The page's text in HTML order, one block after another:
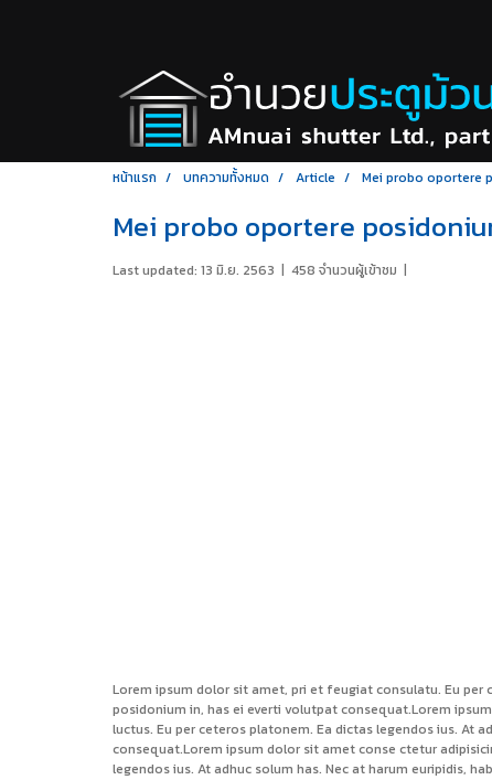
หน้าแรก บทความทั้งหมด Article Mei probo oportere
Mei probo oportere
Last updated: 13 มิ.ย. 2563 | 458 จำนวนผู้เข้าชม |
Lorem ipsum dolor sit amet, pri et feugiat consulatu. Eu per
posidonium in, has ei everti volutpat consequat.Lorem
luctus. Eu per ceteros platonem. Ea dictas legendos ius. At
consequat.Lorem ipsum dolor sit amet conse ctetur
legendos ius. At adhuc solum has. Nec at harum euripidis,